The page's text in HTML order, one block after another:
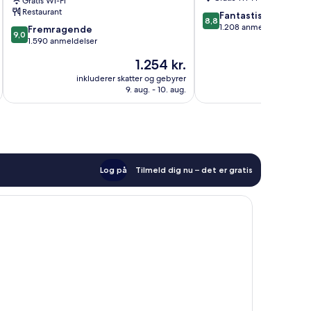
Chomedey
Restaurant
9.0
ud
anmeldelser
9,0 Fremragende
1.590 anmeldelser
Prisen
er
1.254 kr.
1.254 kr.
inkluderer skatter og gebyrer
9. aug. - 10. aug.
8.8
ud
8,8 Fantastisk
1.208 anmeldelser
Log på Tilmeld dig nu – det er gratis